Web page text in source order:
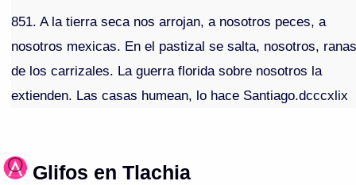
851. A la tierra seca nos arrojan, a nosotros peces, a
nosotros mexicas. En el pastizal se salta, nosotros,
de los carrizales. La guerra florida sobre nosotros la
extienden. Las casas humean, lo hace Santiago.dcccxlix
Glifos en Tlachia